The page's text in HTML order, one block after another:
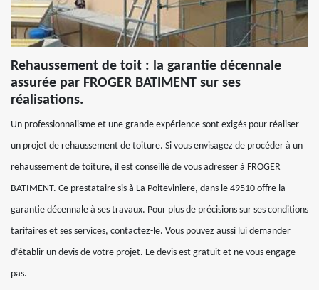
Rehaussement de toit : la garantie décennale
assurée par FROGER BATIMENT sur ses
réalisations.
Un professionnalisme et une grande expérience sont exigés pour réaliser
un projet de rehaussement de toiture. Si vous envisagez de procéder à un
rehaussement de toiture, il est conseillé de vous adresser à FROGER
BATIMENT. Ce prestataire sis à La Poiteviniere, dans le 49510 offre la
garantie décennale à ses travaux. Pour plus de précisions sur ses conditions
tarifaires et ses services, contactez-le. Vous pouvez aussi lui demander
d’établir un devis de votre projet. Le devis est gratuit et ne vous engage
pas.